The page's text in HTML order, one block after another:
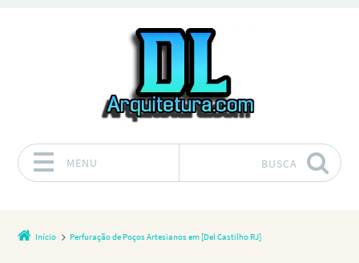
MENU BUSCA
Início Perfuração de Poços Artesianos em [Del Castilho RJ]